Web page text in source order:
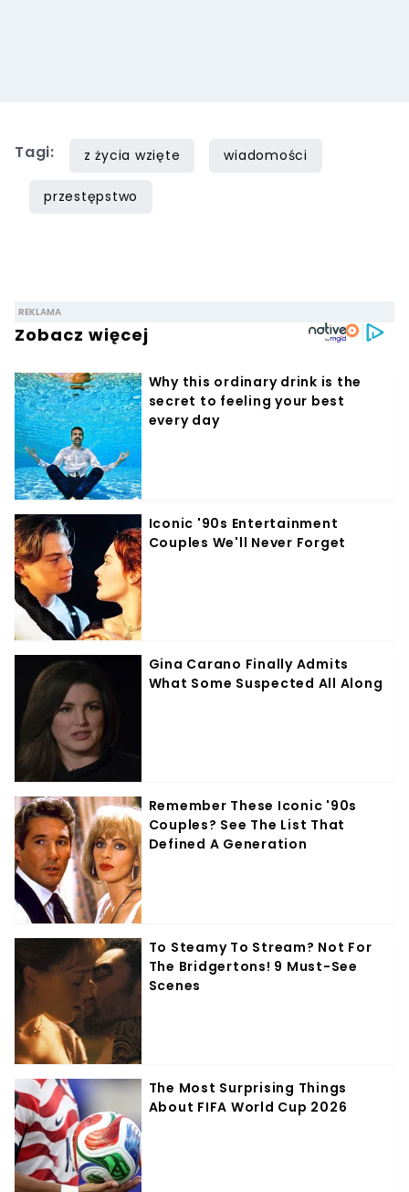
Tagi: z życia wzięte wiadomości
przestępstwo